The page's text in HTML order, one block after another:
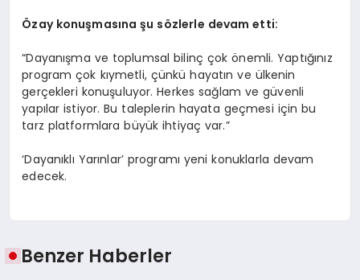
Özay konuşmasına şu sözlerle devam etti:
“Dayanışma ve toplumsal bilinç çok önemli. Yaptığınız
program çok kıymetli, çünkü hayatın ve ülkenin
gerçekleri konuşuluyor. Herkes sağlam ve güvenli
yapılar istiyor. Bu taleplerin hayata geçmesi için bu
tarz platformlara büyük ihtiyaç var.”
‘Dayanıklı Yarınlar’ programı yeni konuklarla devam
edecek.
Benzer Haberler